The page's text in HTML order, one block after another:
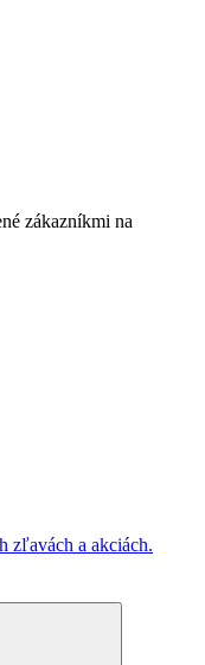
zákazníkmi na
zľavách a akciách.